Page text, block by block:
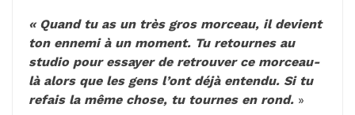
« Quand tu as un très gros morceau, il devient
ton ennemi à un moment. Tu retournes au
studio pour essayer de retrouver ce morceau-
là alors que les gens l’ont déjà entendu. Si tu
refais la même chose, tu tournes en rond. »